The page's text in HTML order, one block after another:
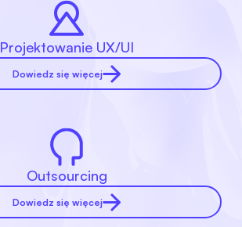
Projektowanie UX/UI
Dowiedz się więcej
Outsourcing
Dowiedz się więcej